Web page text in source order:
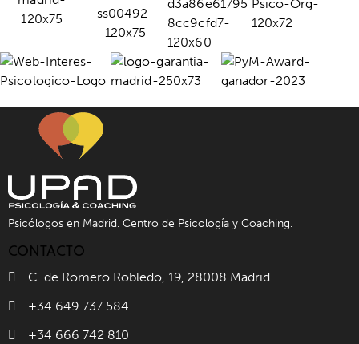
Psicólogos en Madrid. Centro de Psicología y Coaching.
CONTACTO
C. de Romero Robledo, 19, 28008 Madrid
+34 649 737 584
+34 666 742 810